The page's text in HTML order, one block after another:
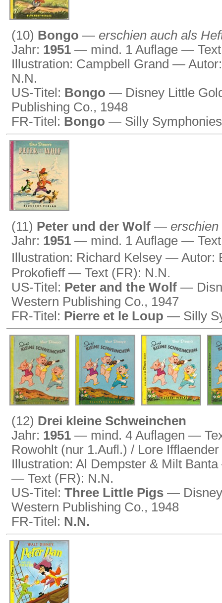
(10) Bongo — erschien auch als
Jahr: 1951 — mind. 1 Auflage —
Illustration: Campbell Grand —
N.N.
US-Titel: Bongo — Disney Little
Publishing Co., 1948
FR-Titel: Bongo — Silly
(11) Peter und der Wolf —
Jahr: 1951 — mind. 1 Auflage —
Illustration: Richard Kelsey —
Prokofieff — Text (FR): N.N.
US-Titel: Peter and the Wolf —
Western Publishing Co., 1947
FR-Titel: Pierre et le Loup — Silly
(12) Drei kleine Schweinchen
Jahr: 1951 — mind. 4 Auflagen —
Rowohlt (nur 1.Aufl.) / Lore Ifflaender
Illustration: Al Dempster & Milt
— Text (FR): N.N.
US-Titel:Three Little Pigs — Disney
Western Publishing Co., 1948
FR-Titel: N.N.